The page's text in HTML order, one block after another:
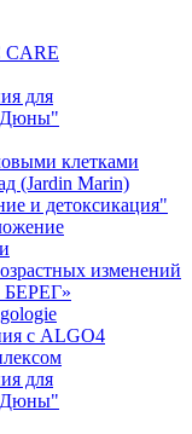
CARE
для
клетками
(Jardin Marin)
и детоксикация"
изменений
с ALGO4
для